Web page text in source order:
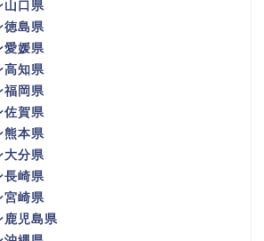
山口県
徳島県
愛媛県
高知県
福岡県
佐賀県
熊本県
大分県
長崎県
宮崎県
鹿児島県